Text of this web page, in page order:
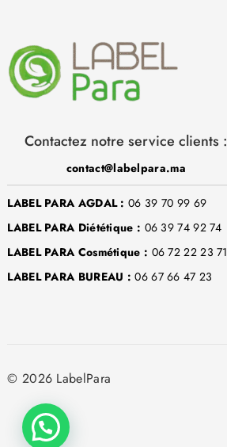
Contactez notre service clients :
contact@labelpara.ma
LABEL PARA AGDAL : 06 39 70 99 69
LABEL PARA Diététique : 06 39 74 92 74
LABEL PARA Cosmétique : 06 72 22 23 71
LABEL PARA BUREAU : 06 67 66 47 23
© 2026 LabelPara